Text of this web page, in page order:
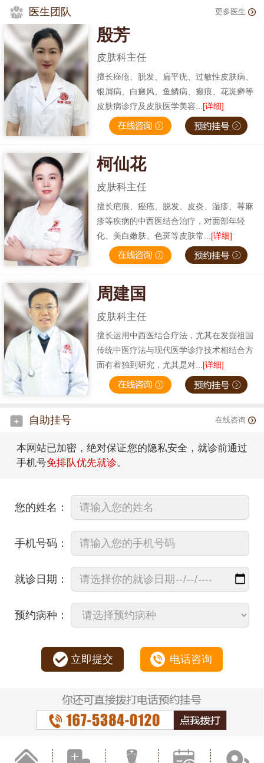
医生团队 更多医生
殷芳
皮肤科主任
擅长痤疮、脱发、扁平疣、过敏性皮肤病、
银屑病、白癜风、鱼鳞病、瘢痕、花斑癣等
皮肤病诊疗及皮肤医学美容... [详细]
柯仙花
皮肤科主任
擅长疤痕、痤疮、脱发、皮炎、湿疹、荨麻
疹等疾病的中西医结合治疗，对面部年轻
化、美白嫩肤、色斑等皮肤常... [详细]
周建国
皮肤科主任
擅长运用中西医结合疗法，尤其在发掘祖国
传统中医疗法与现代医学诊疗技术相结合方
面有着独到研究，尤其是对...[详细]
自助挂号 在线咨询
本网站已加密，绝对保证您的隐私安全，就诊前通过
手机号免排队优先就诊。
您的姓名：
手机号码：
就诊日期：
预约病种：
立即提交 电话咨询